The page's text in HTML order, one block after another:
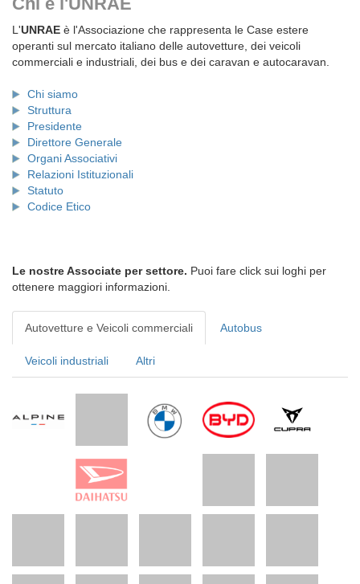
L'UNRAE è l'Associazione che rappresenta le Case estere
operanti sul mercato italiano delle autovetture, dei veicoli
commerciali e industriali, dei bus e dei caravan e autocaravan.
Chi siamo
Struttura
Presidente
Direttore Generale
Organi Associativi
Relazioni Istituzionali
Statuto
Codice Etico
Le nostre Associate per settore. Puoi fare click sui loghi per
ottenere maggiori informazioni.
Autovetture e Veicoli commerciali Autobus
Veicoli industriali Altri